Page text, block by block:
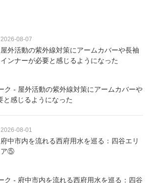
2026-08-07
屋外活動の紫外線対策にアームカバーや長袖
インナーが必要と感じるようになった
2026-08-01
府中市内を流れる西府用水を巡る：四谷エリ
ア⑤